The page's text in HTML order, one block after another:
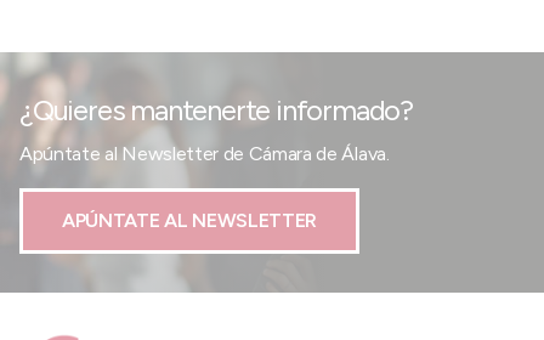
¿Quieres mantenerte informado?
Apúntate al Newsletter de Cámara de Álava.
APÚNTATE AL NEWSLETTER